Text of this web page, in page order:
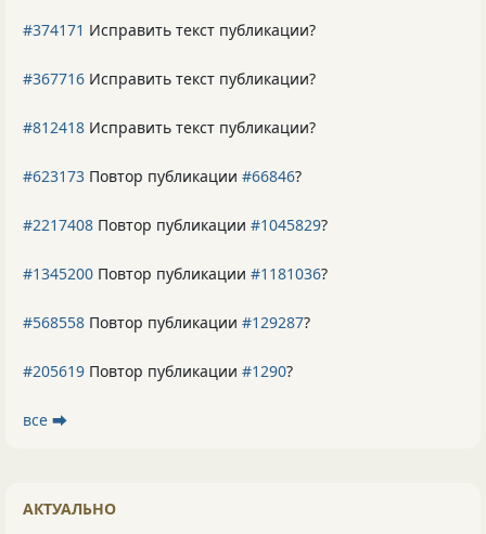
#374171 Исправить текст публикации?
#367716 Исправить текст публикации?
#812418 Исправить текст публикации?
#623173 Повтор публикации #66846?
#2217408 Повтор публикации #1045829?
#1345200 Повтор публикации #1181036?
#568558 Повтор публикации #129287?
#205619 Повтор публикации #1290?
все ⮕
АКТУАЛЬНО